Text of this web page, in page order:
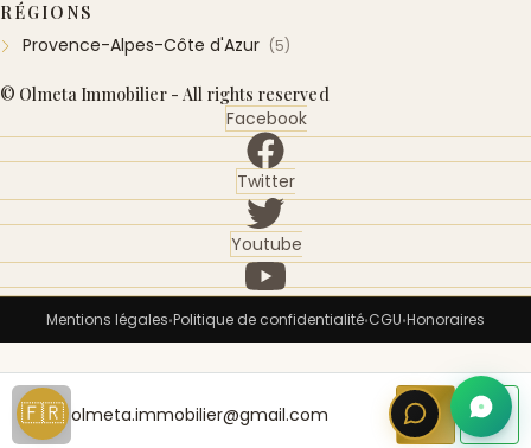
olmeta.immobilier@gmail.com
RÉGIONS
Provence-Alpes-Côte d'Azur (5)
© Olmeta Immobilier - All rights reserved
Facebook
Twitter
Youtube
🇫🇷
Mentions légales•Politique de confidentialité•CGU•Honoraires